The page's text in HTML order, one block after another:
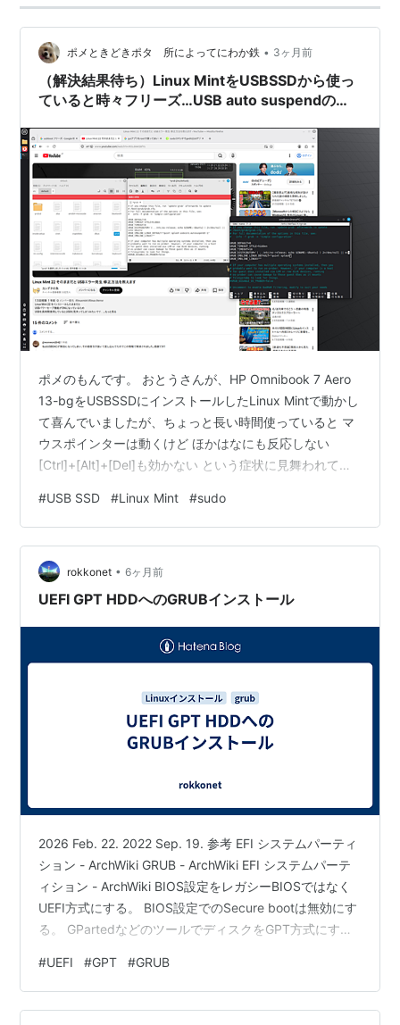
ポメときどきポタ 所によってにわか鉄 • 3ヶ月前
（解決結果待ち）Linux MintをUSBSSDから使っ
ていると時々フリーズ…USB auto suspendのせ
ポメのもんです。 おとうさんが、HP Omnibook 7 Aero
13-bgをUSBSSDにインストールしたLinux Mintで動かし
て喜んでいましたが、ちょっと長い時間使っていると マ
ウスポインターは動くけど ほかはなにも反応しない
[Ctrl]+[Alt]+[Del]も効かない という症状に見舞われてい
をしているYoutuberさんがおられました。
www.youtube.com なるほどね。 でも、GUIアプリを
root権限で起動するのってLinuxではイエローハットじゃ
なかったっけ？ 「guiアプリをrootで使ってはいけない」
…
#USB SSD #Linux Mint #sudo
rokkonet • 6ヶ月前
UEFI GPT HDDへのGRUBインストール
2026 Feb. 22. 2022 Sep. 19. 参考 EFI システムパーティ
ション - ArchWiki GRUB - ArchWiki EFI システムパーテ
ィション - ArchWiki BIOS設定をレガシーBIOSではなく
UEFI方式にする。 BIOS設定でのSecure bootは無効にす
る。 GPartedなどのツールでディスクをGPT方式にす
ション）がなければ作成する。 既にEFI System Partition
があれば、そのパーティションを初期化せずGRUBをイン
ストールする。 EFI Sy…
#UEFI #GPT #GRUB